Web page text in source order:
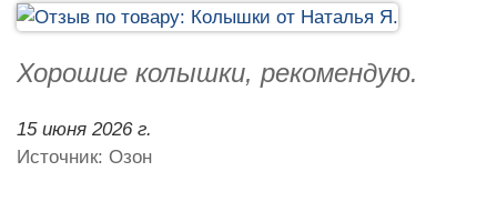
Хорошие колышки, рекомендую.
15 июня 2026 г.
Источник: Озон